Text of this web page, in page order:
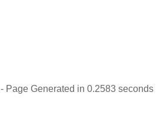
- Page Generated in 0.2583 seconds